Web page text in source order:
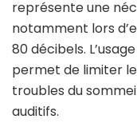
représente une
notamment lors
80 décibels.
permet de limiter
troubles du
auditifs.